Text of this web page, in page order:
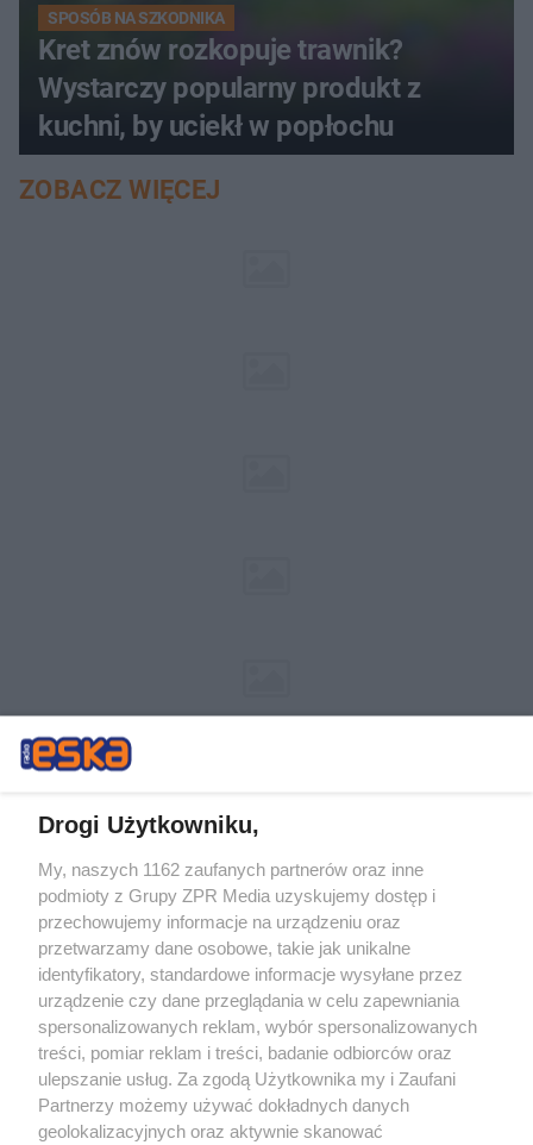
SPOSÓB NA SZKODNIKA
Kret znów rozkopuje trawnik?
Wystarczy popularny produkt z
kuchni, by uciekł w popłochu
ZOBACZ WIĘCEJ
Żaden utwór zamieszczony w serwisie nie może być powielany i
rozpowszechniany lub dalej rozpowszechniany w jakikolwiek sposób (w
tym także elektroniczny lub mechaniczny) na jakimkolwiek polu
eksploatacji w jakiejkolwiek formie, włącznie z umieszczaniem w
Internecie bez pisemnej zgody właściciela praw. Jakiekolwiek użycie lub
wykorzystanie utworów w całości lub w części z naruszeniem prawa,
tzn. bez właściwej zgody, jest zabronione pod groźbą kary i może być
ścigane prawnie.
Drogi Użytkowniku,
My, naszych 1162 zaufanych partnerów oraz inne
podmioty z Grupy ZPR Media uzyskujemy dostęp i
przechowujemy informacje na urządzeniu oraz
przetwarzamy dane osobowe, takie jak unikalne
identyfikatory, standardowe informacje wysyłane przez
urządzenie czy dane przeglądania w celu zapewniania
spersonalizowanych reklam, wybór spersonalizowanych
treści, pomiar reklam i treści, badanie odbiorców oraz
ulepszanie usług. Za zgodą Użytkownika my i Zaufani
Partnerzy możemy używać dokładnych danych
geolokalizacyjnych oraz aktywnie skanować